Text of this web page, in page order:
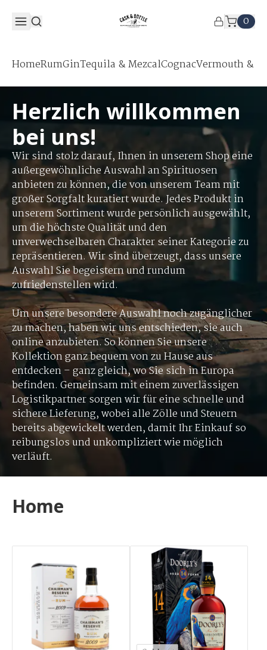
0
HomeRumGinTequila & MezcalCognacVermouth &
Herzlich willkommen
bei uns!
Wir sind stolz darauf, Ihnen in unserem Shop eine
außergewöhnliche Auswahl an Spirituosen
anbieten zu können, die von unserem Team mit
großer Sorgfalt kuratiert wurde. Jedes Produkt in
unserem Sortiment wurde persönlich ausgewählt,
um die höchste Qualität und den
unverwechselbaren Charakter seiner Kategorie zu
repräsentieren. Wir sind überzeugt, dass unsere
Auswahl Sie begeistern und rundum
zufriedenstellen wird.
Um unsere besondere Auswahl noch zugänglicher
zu machen, haben wir uns entschieden, sie auch
online anzubieten. So können Sie unsere
Kollektion ganz bequem von zu Hause aus
entdecken – ganz gleich, wo Sie sich in Europa
befinden. Gemeinsam mit einem zuverlässigen
Logistikpartner sorgen wir für eine schnelle und
sichere Lieferung, wobei alle Zölle und Steuern
bereits abgewickelt werden, damit Ihr Einkauf so
reibungslos und unkompliziert wie möglich
verläuft.
Home